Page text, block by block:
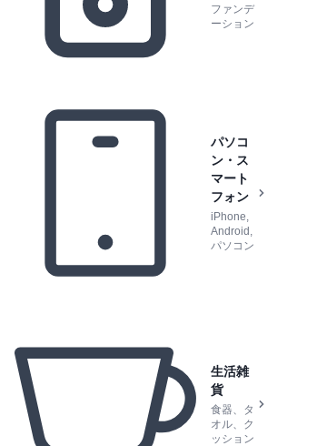
ファンデ
ーション
パソコ
ン・ス
マート
フォン
iPhone,
Android,
パソコン
生活雑
貨
食器、タ
オル、ク
ッション